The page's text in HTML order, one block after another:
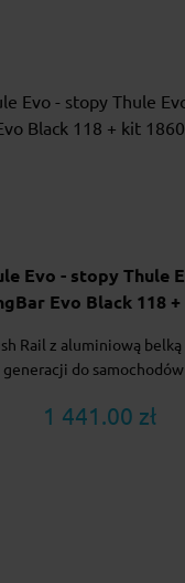
Evo - stopy Thule
Evo Black 118
Rail z aluminiową
generacji do
1 441.00 zł